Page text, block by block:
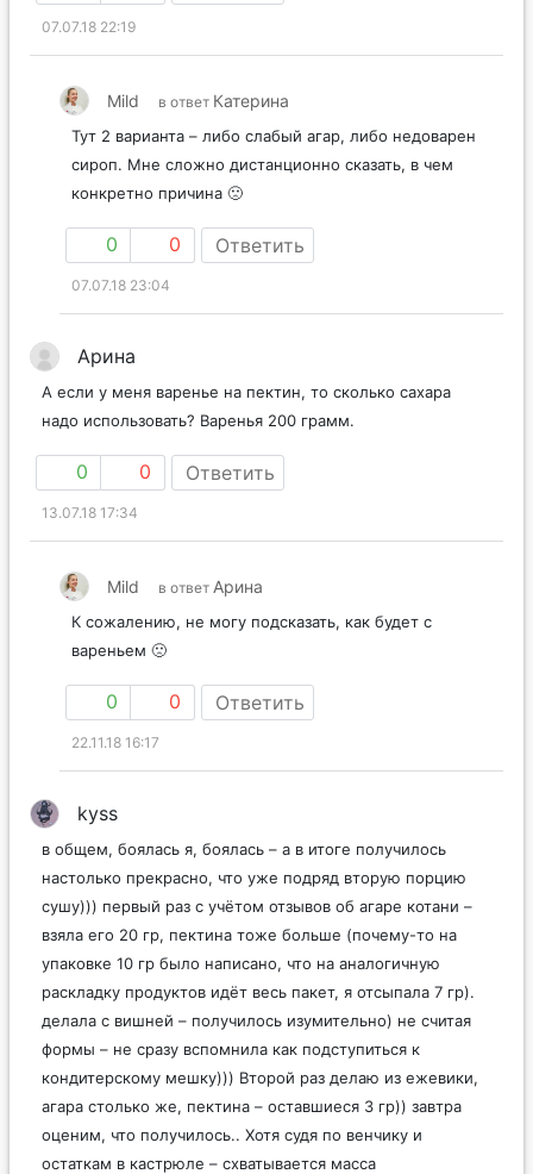
07.07.18 22:19
Mild в ответ Катерина
Тут 2 варианта – либо слабый агар, либо недоварен
сироп. Мне сложно дистанционно сказать, в чем
конкретно причина 🙁
0 0 Ответить
07.07.18 23:04
Арина
А если у меня варенье на пектин, то сколько сахара
надо использовать? Варенья 200 грамм.
0 0 Ответить
13.07.18 17:34
Mild в ответ Арина
К сожалению, не могу подсказать, как будет с
вареньем 🙁
0 0 Ответить
22.11.18 16:17
kyss
в общем, боялась я, боялась – а в итоге получилось
настолько прекрасно, что уже подряд вторую порцию
сушу))) первый раз с учётом отзывов об агаре котани –
взяла его 20 гр, пектина тоже больше (почему-то на
упаковке 10 гр было написано, что на аналогичную
раскладку продуктов идёт весь пакет, я отсыпала 7 гр).
делала с вишней – получилось изумительно) не считая
формы – не сразу вспомнила как подступиться к
кондитерскому мешку))) Второй раз делаю из ежевики,
агара столько же, пектина – оставшиеся 3 гр)) завтра
оценим, что получилось.. Хотя судя по венчику и
остаткам в кастрюле – схватывается масса